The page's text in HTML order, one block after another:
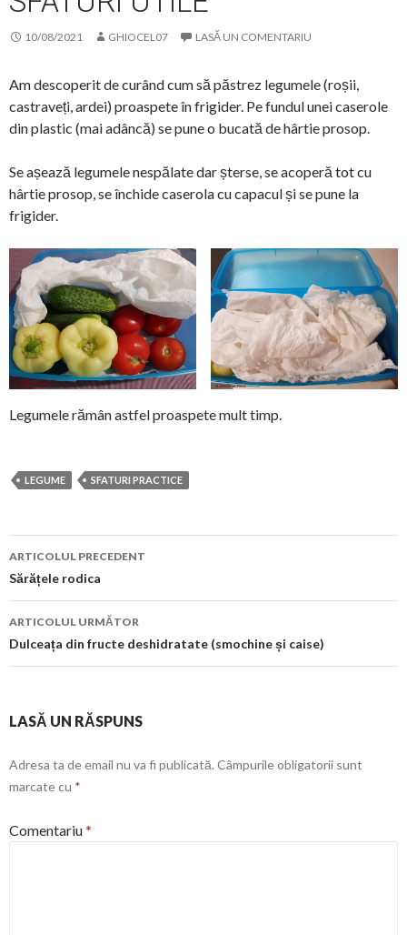
10/08/2021 GHIOCEL07 LASĂ UN COMENTARIU
Am descoperit de curând cum să păstrez legumele (roșii,
castraveți, ardei) proaspete în frigider. Pe fundul unei caserole
din plastic (mai adâncă) se pune o bucată de hârtie prosop.
Se așează legumele nespălate dar șterse, se acoperă tot cu
hârtie prosop, se închide caserola cu capacul și se pune la
frigider.
Legumele rămân astfel proaspete mult timp.
LEGUME SFATURI PRACTICE
Navigare
în
articol
ARTICOLUL PRECEDENT
Sărățele rodica
ARTICOLUL URMĂTOR
Dulceața din fructe deshidratate (smochine și caise)
LASĂ UN RĂSPUNS
Adresa ta de email nu va fi publicată. Câmpurile obligatorii sunt
marcate cu *
Comentariu*